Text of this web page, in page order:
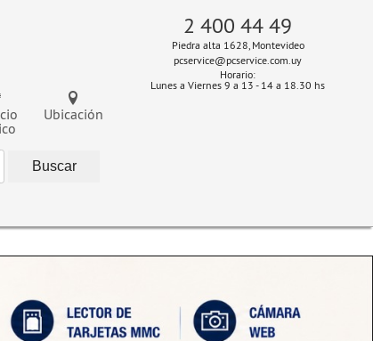
Ubicación
2 400 44 49
Piedra alta 1628, Montevideo
pcservice@pcservice.com.uy
Horario:
Lunes a Viernes 9 a 13 - 14 a 18.30 hs